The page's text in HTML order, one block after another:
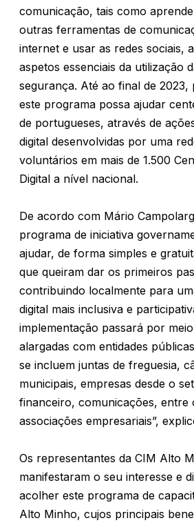
comunicação, tais como
outras ferramentas de
internet e usar as redes sociais,
aspetos essenciais da utilização
segurança. Até ao final de 2023,
este programa possa ajudar
de portugueses, através de
digital desenvolvidas por uma
voluntários em mais de 1.500
Digital a nível nacional.
De acordo com Mário
programa de iniciativa
ajudar, de forma simples e
que queiram dar os primeiros
contribuindo localmente para
digital mais inclusiva e
implementação passará por
alargadas com entidades
se incluem juntas de freguesia,
municipais, empresas desde o
financeiro, comunicações, entre
associações empresariais”,
Os representantes da CIM Alto
manifestaram o seu interesse e
acolher este programa de
Alto Minho, cujos principais